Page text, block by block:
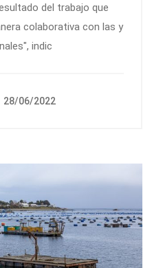
del trabajo que
colaborativa con las y
indic
28/06/2022